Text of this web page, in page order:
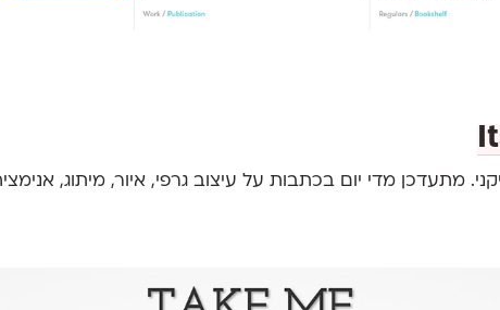
מתעדכן מדי יום בכתבות על עיצוב גרפי, איור, מיתוג,